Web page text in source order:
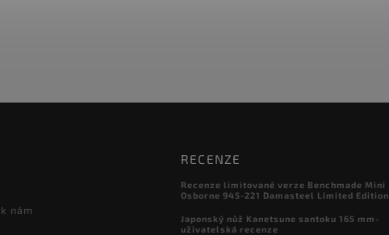
nám
RECENZE
Recenze limitované verze Benchmade Mini
Osborne 945-221 Damasteel Limited Edition
Japonský nůž Kanetsune santoku 165 mm-
uživatelská recenze